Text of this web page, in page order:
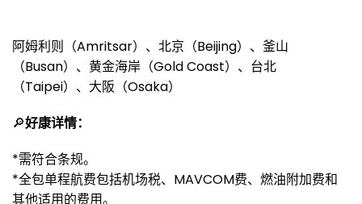
阿姆利则（Amritsar）、北京（Beijing）、釜山
（Busan）、黄金海岸（Gold Coast）、台北
（Taipei）、大阪（Osaka）
🔎好康详情：
*需符合条规。
*全包单程航费包括机场税、MAVCOM费、燃油附加费和
其他适用的费用。